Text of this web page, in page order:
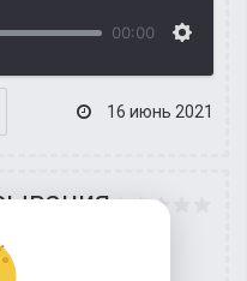
00:00
16 июнь 2021